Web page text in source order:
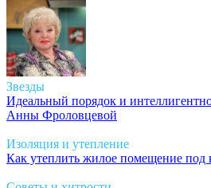
Звезды
Идеальный порядок и
Анны Фроловцевой
Изоляция и утепление
Как утеплить жилое помещение под